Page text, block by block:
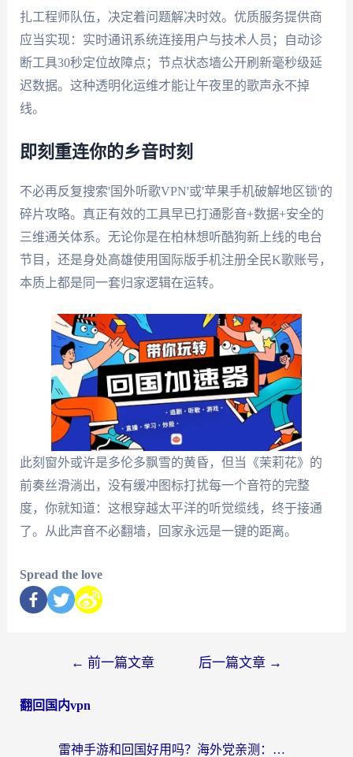
扎工程师队伍，决定着问题解决时效。优质服务提供商
应当实现：实时通讯系统连接用户与技术人员；自动诊
断工具30秒定位故障点；节点状态墙公开刷新毫秒级延
迟数据。这种透明化运维才能让午夜里的歌声永不掉
线。
即刻重连你的乡音时刻
不必再反复搜索'国外听歌VPN'或'苹果手机破解地区锁'的
碎片攻略。真正有效的工具早已打通影音+数据+安全的
三维通关体系。无论你是在柏林想听酷狗新上线的电台
节目，还是身处高雄使用国际版手机注册全民K歌账号，
本质上都是同一套归家逻辑在运转。
此刻窗外或许是多伦多飘雪的黄昏，但当《茉莉花》的
前奏丝滑淌出，没有缓冲图标打扰每一个音符的完整
度，你就知道：这根穿越太平洋的听觉缆线，终于接通
了。从此声音不必翻墙，回家永远是一键的距离。
Spread the love
← 前一篇文章 后一篇文章 →
翻回国内vpn
雷神手游和回国好用吗？海外党亲测：选对加速器才能无缝刷剧打游戏